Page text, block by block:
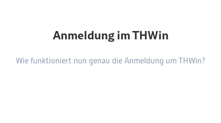
Anmeldung im THWin
Wie funktioniert nun genau die Anmeldung um THWin?